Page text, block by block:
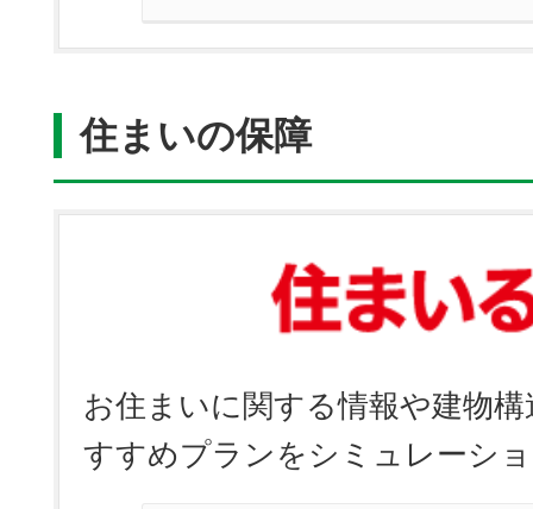
住まいの保障
お住まいに関する情報や建物
すすめプランをシミュレーシ